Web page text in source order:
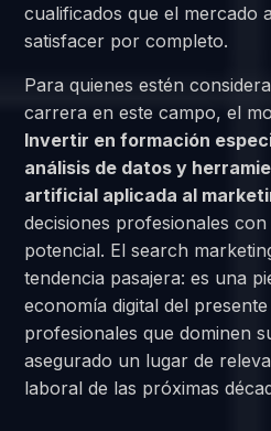
cualificados que el mercado
satisfacer por completo.
Para quienes estén
carrera en este campo, el
Invertir en formación
análisis de datos y
artificial aplicada al
decisiones profesionales
potencial. El search
tendencia pasajera: es una
economía digital del
profesionales que dominen
asegurado un lugar de
laboral de las próximas